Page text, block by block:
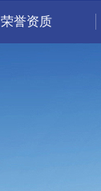
荣誉资质